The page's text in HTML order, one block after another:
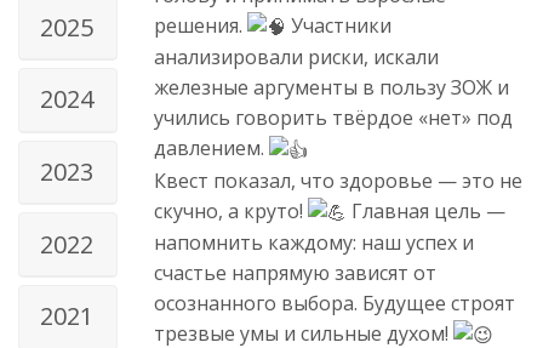
2025
2024
2023
2022
2021
решения.
Участники
анализировали риски, искали
железные аргументы в пользу ЗОЖ и
учились говорить твёрдое «нет» под
давлением.
Квест показал, что здоровье — это не
скучно, а круто!
Главная цель —
напомнить каждому: наш успех и
счастье напрямую зависят от
осознанного выбора. Будущее строят
трезвые умы и сильные духом!